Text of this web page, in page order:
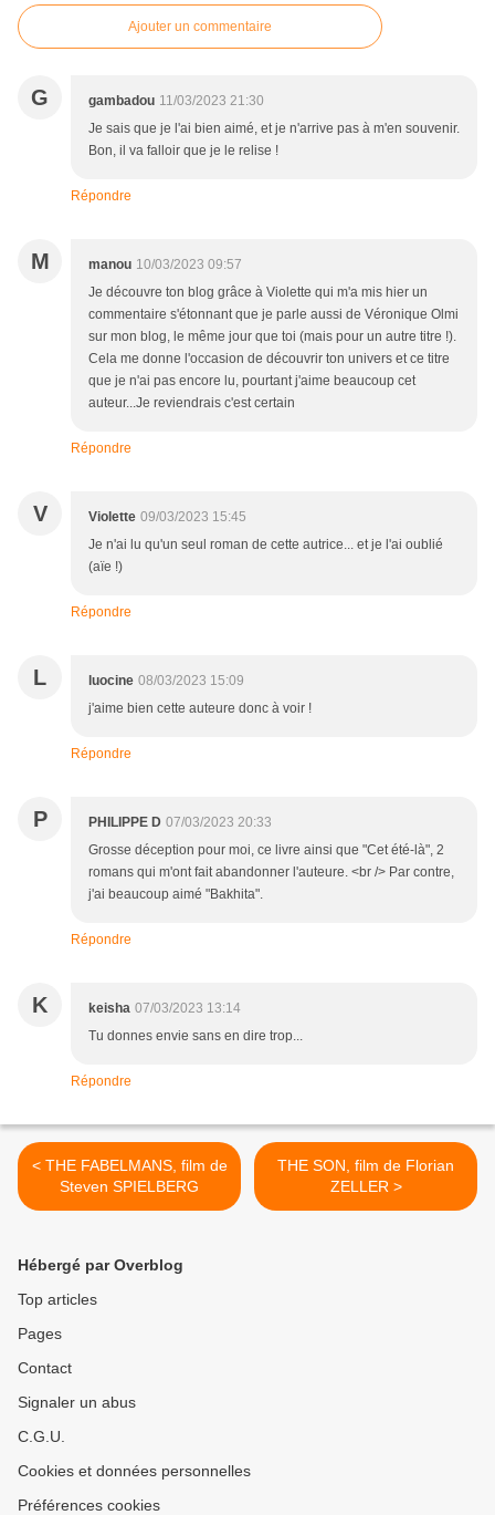
Ajouter un commentaire
G gambadou 11/03/2023 21:30
Je sais que je l'ai bien aimé, et je n'arrive pas à m'en souvenir.
Bon, il va falloir que je le relise !
Répondre
M manou 10/03/2023 09:57
Je découvre ton blog grâce à Violette qui m'a mis hier un
commentaire s'étonnant que je parle aussi de Véronique Olmi
sur mon blog, le même jour que toi (mais pour un autre titre !).
Cela me donne l'occasion de découvrir ton univers et ce titre
que je n'ai pas encore lu, pourtant j'aime beaucoup cet
auteur...Je reviendrais c'est certain
Répondre
V Violette 09/03/2023 15:45
Je n'ai lu qu'un seul roman de cette autrice... et je l'ai oublié
(aïe !)
Répondre
L luocine 08/03/2023 15:09
j'aime bien cette auteure donc à voir !
Répondre
P PHILIPPE D 07/03/2023 20:33
Grosse déception pour moi, ce livre ainsi que "Cet été-là", 2
romans qui m'ont fait abandonner l'auteure. <br /> Par contre,
j'ai beaucoup aimé "Bakhita".
Répondre
K keisha 07/03/2023 13:14
Tu donnes envie sans en dire trop...
Répondre
< THE FABELMANS, film de
Steven SPIELBERG
THE SON, film de Florian
ZELLER >
Hébergé par Overblog
Top articles
Pages
Contact
Signaler un abus
C.G.U.
Cookies et données personnelles
Préférences cookies